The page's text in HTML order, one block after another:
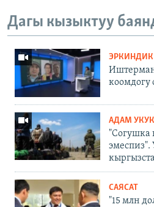
Дагы кызыктуу
ЭРКИНДИК
коомдогу
АДАМ
"Согушка
эмеспиз".
САЯСАТ
"15 млн